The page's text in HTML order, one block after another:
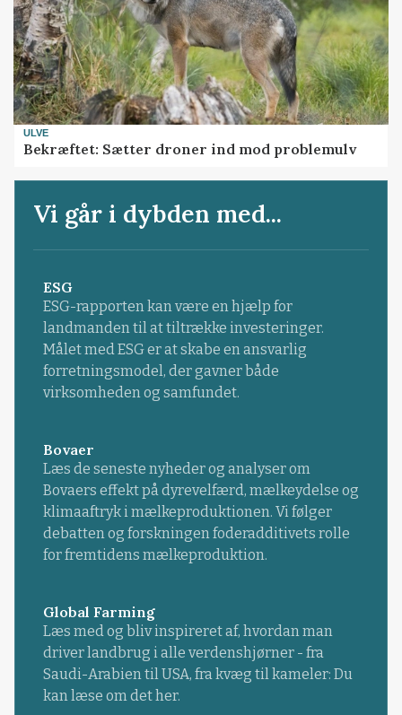
ULVE
Bekræftet: Sætter droner ind mod problemulv
Vi går i dybden med...
ESG
ESG-rapporten kan være en hjælp for
landmanden til at tiltrække investeringer.
Målet med ESG er at skabe en ansvarlig
forretningsmodel, der gavner både
virksomheden og samfundet.
Bovaer
Læs de seneste nyheder og analyser om
Bovaers effekt på dyrevelfærd, mælkeydelse og
klimaaftryk i mælkeproduktionen. Vi følger
debatten og forskningen foderadditivets rolle
for fremtidens mælkeproduktion.
Global Farming
Læs med og bliv inspireret af, hvordan man
driver landbrug i alle verdenshjørner - fra
Saudi-Arabien til USA, fra kvæg til kameler: Du
kan læse om det her.